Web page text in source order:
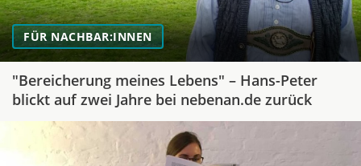
FÜR NACHBAR:INNEN
"Bereicherung meines Lebens" – Hans-Peter
blickt auf zwei Jahre bei nebenan.de zurück